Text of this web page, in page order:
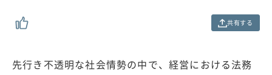
共有する
先行き不透明な社会情勢の中で、経営における法務